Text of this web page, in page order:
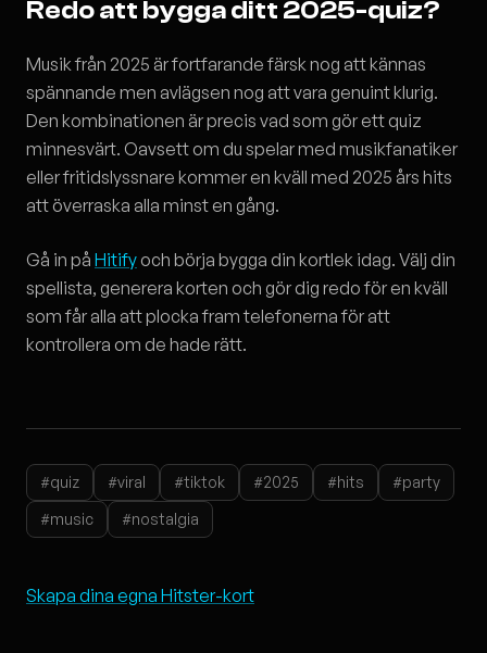
Redo att bygga ditt 2025-quiz?
Musik från 2025 är fortfarande färsk nog att kännas
spännande men avlägsen nog att vara genuint klurig.
Den kombinationen är precis vad som gör ett quiz
minnesvärt. Oavsett om du spelar med musikfanatiker
eller fritidslyssnare kommer en kväll med 2025 års hits
att överraska alla minst en gång.
Gå in på Hitifyoch börja bygga din kortlek idag. Välj din
spellista, generera korten och gör dig redo för en kväll
som får alla att plocka fram telefonerna för att
kontrollera om de hade rätt.
#quiz #viral #tiktok #2025 #hits
#party
#music
#nostalgia
Skapa dina egna Hitster-kort